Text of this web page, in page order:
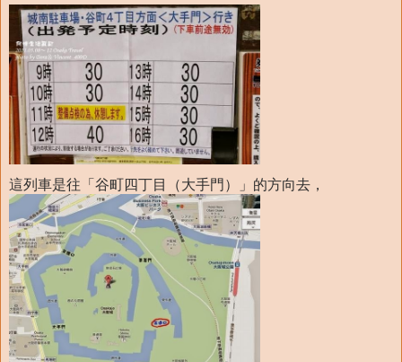
這列車是往「谷町四丁目（大手門）」的方向去，